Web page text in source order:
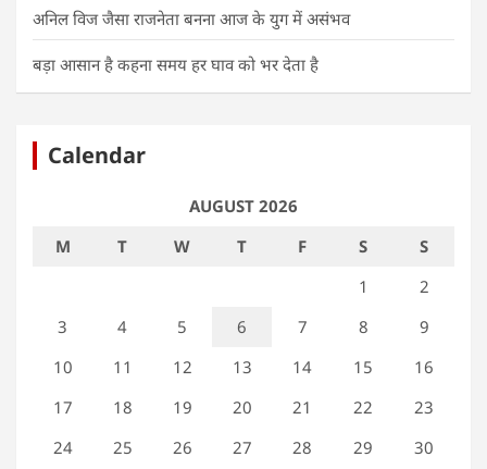
अनिल विज जैसा राजनेता बनना आज के युग में असंभव
बड़ा आसान है कहना समय हर घाव को भर देता है
Calendar
AUGUST 2026
M
T W T F S
S
1
2
3
4 5 6 7 8
9
10
11 12 13 14 15
16
17
18 19 20 21 22
23
24
25 26 27 28 29
30